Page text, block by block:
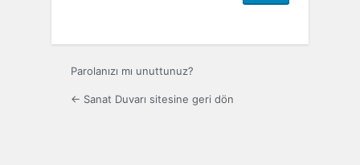
Parolanızı mı unuttunuz?
← Sanat Duvarı sitesine geri dön